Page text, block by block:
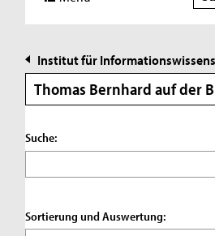
Institut für
Thomas Bernhard auf der
Suche:
Sortierung und Auswertung: